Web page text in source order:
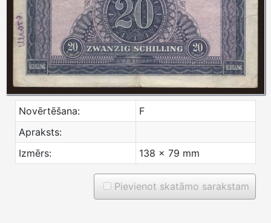
Novērtēšana:
F
Apraksts:
Izmērs:
138 x 79 mm
Pievienot skatāmo sarakstam